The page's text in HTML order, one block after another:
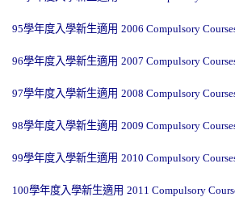
95學年度入學新生適用 2006 Compulsory
96學年度入學新生適用 2007 Compulsory
97學年度入學新生適用 2008 Compulsory
98學年度入學新生適用 2009 Compulsory
99學年度入學新生適用 2010 Compulsory
100學年度入學新生適用 2011 Compulsory